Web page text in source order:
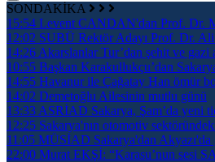
SONDAKİKA
15:54 Levent CANDAN'dan Prof. Dr.
12:02 SUBÜ Rektör Adayı Prof. Dr.
14:26 Akarslanlar Tur’dan şehit ve gazi
10:55 Başkan Karakullukçu’dan
14:55 Havanur ile Çağatay Han ömür
14:02 Demetoğlu Ailesinin mutlu günü
13:33 ASRİAD Sakarya, Şam’da yeni
12:25 Sakarya'nın otomotiv
11:05 MÜSİAD Sakarya'dan
22:00 Murat EKŞİ: “Karasu’nun sesi